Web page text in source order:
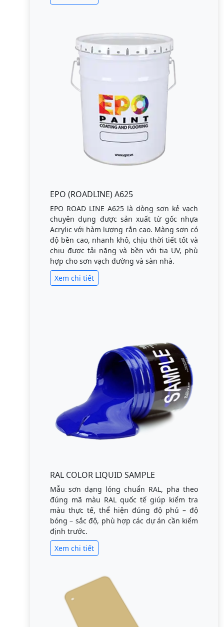
EPO (ROADLINE) A625
EPO ROAD LINE A625 là dòng sơn kẻ vạch
chuyên dụng được sản xuất từ gốc nhựa
Acrylic với hàm lượng rắn cao. Màng sơn có
độ bền cao, nhanh khô, chịu thời tiết tốt và
chịu được tải nặng và bền với tia UV, phù
hợp cho sơn vạch đường và sàn nhà.
Xem chi tiết
RAL COLOR LIQUID SAMPLE
Mẫu sơn dạng lỏng chuẩn RAL, pha theo
đúng mã màu RAL quốc tế giúp kiểm tra
màu thực tế, thể hiện đúng độ phủ – độ
bóng – sắc độ, phù hợp các dự án cần kiểm
định trước.
Xem chi tiết